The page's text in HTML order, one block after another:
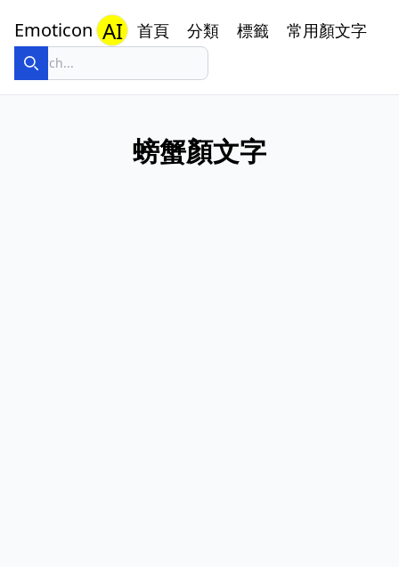
Emoticon AI 首頁 分類 標籤 常用顏文字
螃蟹顏文字